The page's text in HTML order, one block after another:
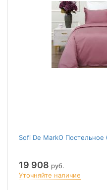
Sofi De MarkO
19 908 руб.
Уточняйте наличие